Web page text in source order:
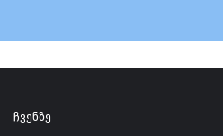
ჩვენზე